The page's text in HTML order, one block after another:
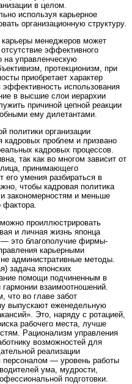
в целом.
используя карьерное
организационную структуру.
карьеры менеджеров может
эффективного
на управленческую
протекционизм, при
приобретает характер
эффективность использования
в высшие слои иерархии
причиной цепной реакции
ему дилетантами.
политики организации
кадровых проблем и призвано
кадровых процессов.
так как во многом зависит от
принимающего
его умения разбираться в
чтобы кадровая политика
закономерностям и меньше
фактора.
проиллюстрировать
и личная жизнь японца
это благополучие фирмы-
карьерными
административные методы.
задача японских
помощи подчиненным в
взаимоотношений.
что во главе забот
выпускают еженедельную
Это, наряду с ротацией,
рабочего места, лучше
Рационализм управления
возможностей для
реализации
персоналом — уровень работы
ума, мудрости,
подготовки.